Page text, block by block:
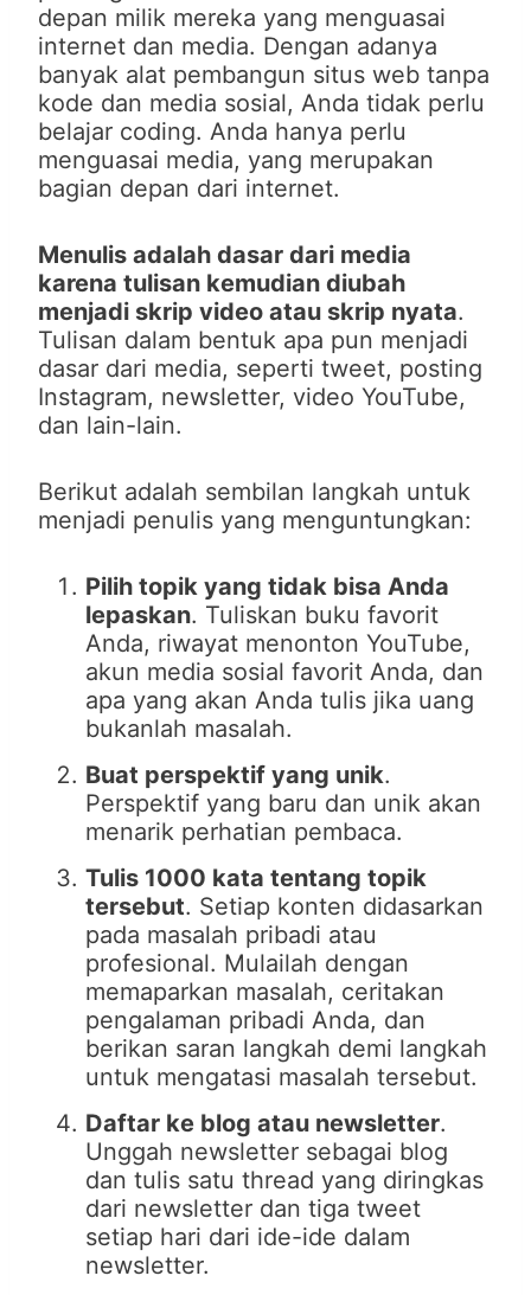
depan milik mereka yang menguasai
internet dan media. Dengan adanya
banyak alat pembangun situs web tanpa
kode dan media sosial, Anda tidak perlu
belajar coding. Anda hanya perlu
menguasai media, yang merupakan
bagian depan dari internet.
Menulis adalah dasar dari media
karena tulisan kemudian diubah
menjadi skrip video atau skrip nyata.
Tulisan dalam bentuk apa pun menjadi
dasar dari media, seperti tweet, posting
Instagram, newsletter, video YouTube,
dan lain-lain.
Berikut adalah sembilan langkah untuk
menjadi penulis yang menguntungkan:
Pilih topik yang tidak bisa Anda
lepaskan. Tuliskan buku favorit
Anda, riwayat menonton YouTube,
akun media sosial favorit Anda, dan
apa yang akan Anda tulis jika uang
bukanlah masalah.
Buat perspektif yang unik.
Perspektif yang baru dan unik akan
menarik perhatian pembaca.
Tulis 1000 kata tentang topik
tersebut. Setiap konten didasarkan
pada masalah pribadi atau
profesional. Mulailah dengan
memaparkan masalah, ceritakan
pengalaman pribadi Anda, dan
berikan saran langkah demi langkah
untuk mengatasi masalah tersebut.
Daftar ke blog atau newsletter.
Unggah newsletter sebagai blog
dan tulis satu thread yang diringkas
dari newsletter dan tiga tweet
setiap hari dari ide-ide dalam
newsletter.